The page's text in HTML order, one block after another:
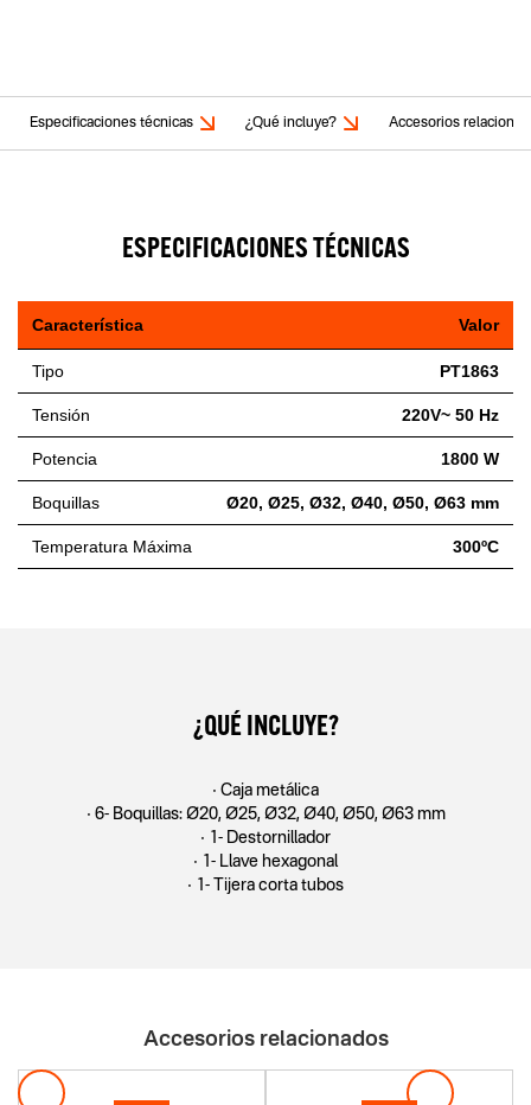
Especificaciones técnicas ¿Qué incluye? Accesorios
ESPECIFICACIONES TÉCNICAS
Característica Valor
Tipo PT1863
Tensión 220V~ 50 Hz
Potencia 1800 W
Boquillas Ø20, Ø25, Ø32, Ø40, Ø50, Ø63 mm
Temperatura Máxima 300ºC
¿QUÉ INCLUYE?
• Caja metálica
• 6- Boquillas: Ø20, Ø25, Ø32, Ø40, Ø50, Ø63 mm
• 1- Destornillador
• 1- Llave hexagonal
• 1- Tijera corta tubos
Accesorios relacionados